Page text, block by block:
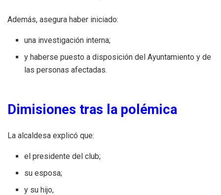
Además, asegura haber iniciado:
una investigación interna;
y haberse puesto a disposición del Ayuntamiento y de
las personas afectadas.
Dimisiones tras la polémica
La alcaldesa explicó que:
el presidente del club;
su esposa;
y su hijo,